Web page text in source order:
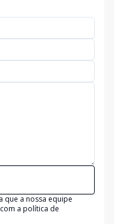
que a nossa equipe
a política de